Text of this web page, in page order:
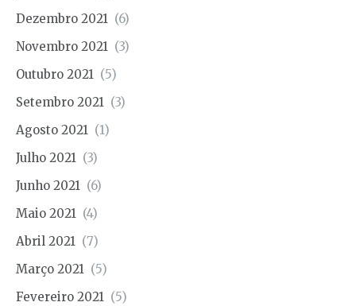
Dezembro 2021 (6)
Novembro 2021 (3)
Outubro 2021 (5)
Setembro 2021 (3)
Agosto 2021 (1)
Julho 2021 (3)
Junho 2021 (6)
Maio 2021 (4)
Abril 2021 (7)
Março 2021 (5)
Fevereiro 2021 (5)